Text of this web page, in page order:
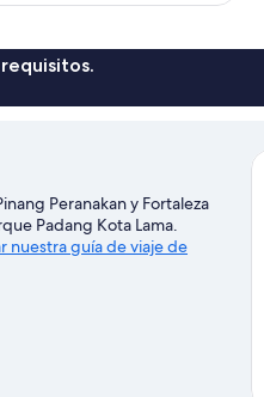
Peranakan y Fortaleza
Padang Kota Lama.
nuestra guía de viaje de